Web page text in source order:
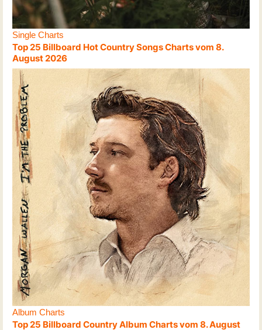
Single Charts
Top 25 Billboard Hot Country Songs Charts vom 8.
August 2026
Album Charts
Top 25 Billboard Country Album Charts vom 8. August